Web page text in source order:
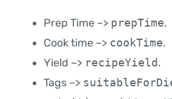
Prep Time –> prepTime.
Cook time –> cookTime.
Yield –> recipeYield.
Tags –>